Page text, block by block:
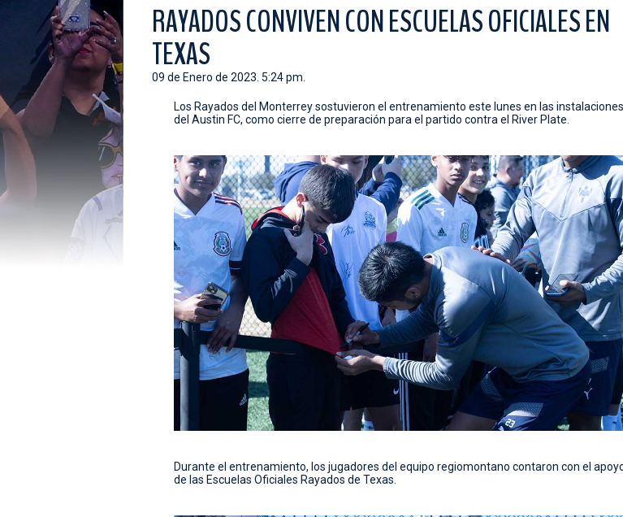
RAYADOS CONVIVEN CON ESCUELAS OFICIALES EN
TEXAS
09 de Enero de 2023. 5:24 pm.
Los Rayados del Monterrey sostuvieron el entrenamiento este lunes en las instalaciones
del Austin FC, como cierre de preparación para el partido contra el River Plate.
Durante el entrenamiento, los jugadores del equipo regiomontano contaron con el
de las Escuelas Oficiales Rayados de Texas.